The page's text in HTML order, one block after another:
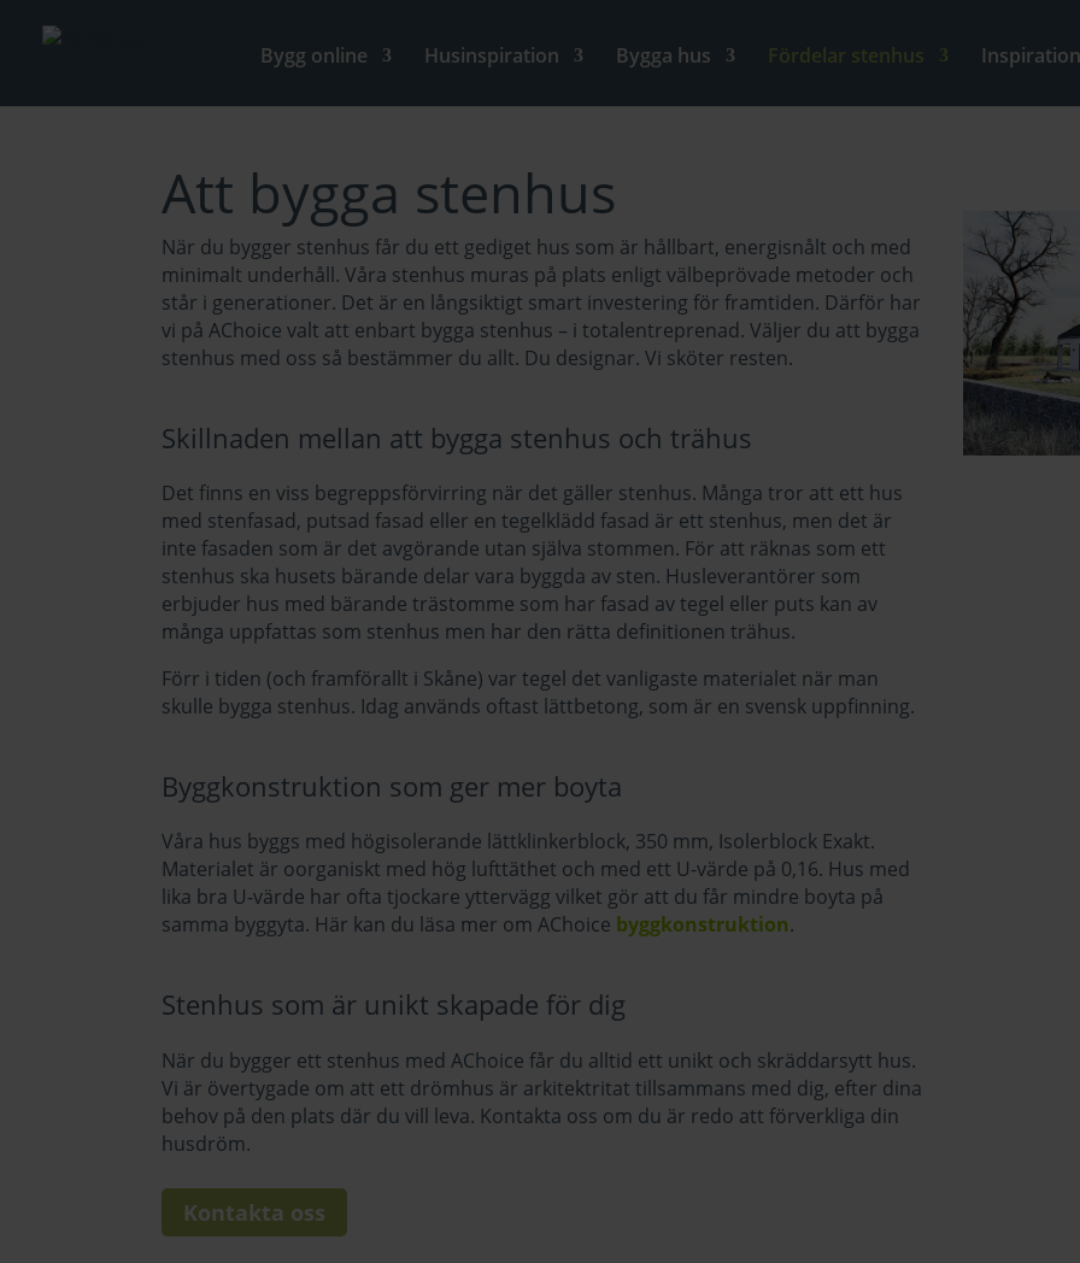
Bygg online Husinspiration Bygga hus Fördelar stenhus Inspiration
Att bygga stenhus
När du bygger stenhus får du ett gediget hus som är hållbart, energisnålt och med
minimalt underhåll. Våra stenhus muras på plats enligt välbeprövade metoder och
står i generationer. Det är en långsiktigt smart investering för framtiden. Därför har
vi på AChoice valt att enbart bygga stenhus – i totalentreprenad. Väljer du att bygga
stenhus med oss så bestämmer du allt. Du designar. Vi sköter resten.
Skillnaden mellan att bygga stenhus och trähus
Det finns en viss begreppsförvirring när det gäller stenhus. Många tror att ett hus
med stenfasad, putsad fasad eller en tegelklädd fasad är ett stenhus, men det är
inte fasaden som är det avgörande utan själva stommen. För att räknas som ett
stenhus ska husets bärande delar vara byggda av sten. Husleverantörer som
erbjuder hus med bärande trästomme som har fasad av tegel eller puts kan av
många uppfattas som stenhus men har den rätta definitionen trähus.
Förr i tiden (och framförallt i Skåne) var tegel det vanligaste materialet när man
skulle bygga stenhus. Idag används oftast lättbetong, som är en svensk uppfinning.
Byggkonstruktion som ger mer boyta
Våra hus byggs med högisolerande lättklinkerblock, 350 mm, Isolerblock Exakt.
Materialet är oorganiskt med hög lufttäthet och med ett U-värde på 0,16. Hus med
lika bra U-värde har ofta tjockare yttervägg vilket gör att du får mindre boyta på
samma byggyta. Här kan du läsa mer om AChoice byggkonstruktion.
Stenhus som är unikt skapade för dig
När du bygger ett stenhus med AChoice får du alltid ett unikt och skräddarsytt hus.
Vi är övertygade om att ett drömhus är arkitektritat tillsammans med dig, efter dina
behov på den plats där du vill leva. Kontakta oss om du är redo att förverkliga din
husdröm.
Kontakta oss